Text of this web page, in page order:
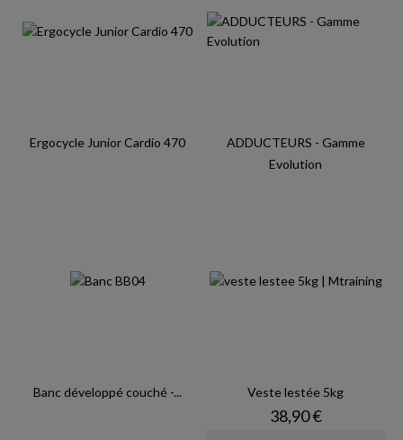
Ergocycle Junior Cardio 470
ADDUCTEURS - Gamme
Evolution
Banc développé couché -... Veste lestée 5kg
Prix
38,90 €